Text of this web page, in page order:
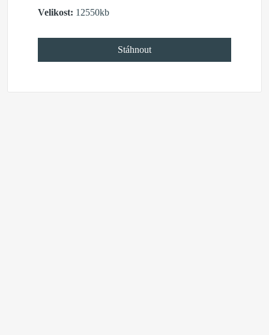
Velikost: 12550kb
Stáhnout